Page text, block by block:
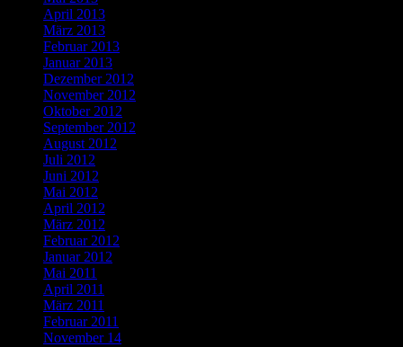
April 2013
März 2013
Februar 2013
Januar 2013
Dezember 2012
November 2012
Oktober 2012
September 2012
August 2012
Juli 2012
Juni 2012
Mai 2012
April 2012
März 2012
Februar 2012
Januar 2012
Mai 2011
April 2011
März 2011
Februar 2011
November 14